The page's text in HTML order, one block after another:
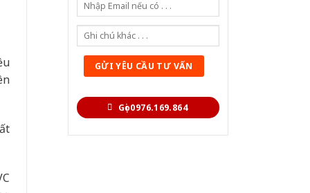
Gọi 0976.169.864